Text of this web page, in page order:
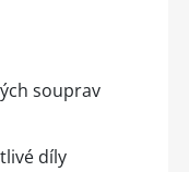
souprav
díly